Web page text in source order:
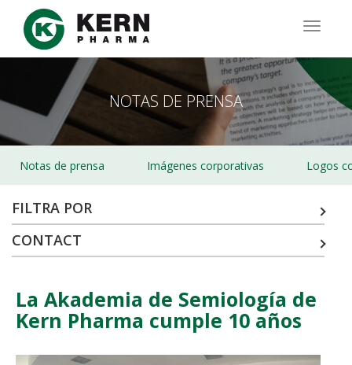
Pasar
contenido
NOTAS DE PRENSA
Notas de prensa Imágenes corporativas Logos
FILTRA POR
CONTACT
La Akademia de Semiología de
Kern Pharma cumple 10 años